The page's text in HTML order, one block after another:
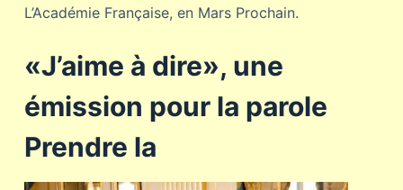
L’Académie Française, en Mars Prochain.
«J’aime à dire», une
émission pour la parole
Prendre la